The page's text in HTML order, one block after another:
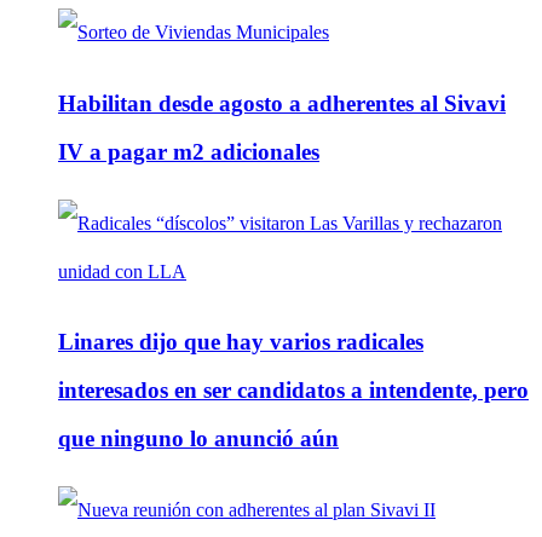
Habilitan desde agosto a adherentes al Sivavi
IV a pagar m2 adicionales
Linares dijo que hay varios radicales
interesados en ser candidatos a intendente, pero
que ninguno lo anunció aún